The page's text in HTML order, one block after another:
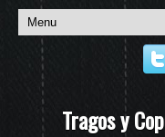
Tragos y